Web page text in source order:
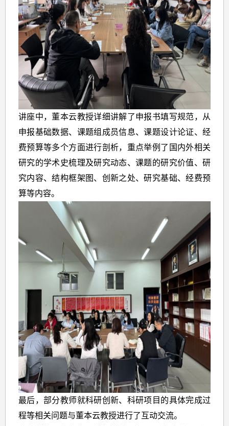
讲座中，董本云教授详细讲解了申报书填写规范，从
申报基础数据、课题组成员信息、课题设计论证、经
费预算等多个方面进行剖析，重点举例了国内外相关
研究的学术史梳理及研究动态、课题的研究价值、研
究内容、结构框架图、创新之处、研究基础、经费预
算等内容。
最后，部分教师就科研创新、科研项目的具体完成过
程等相关问题与董本云教授进行了互动交流。